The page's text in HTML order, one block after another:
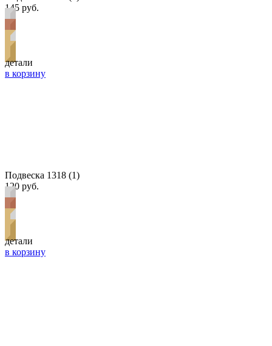
145 руб.
детали
в корзину
Подвеска 1318 (1)
120 руб.
детали
в корзину